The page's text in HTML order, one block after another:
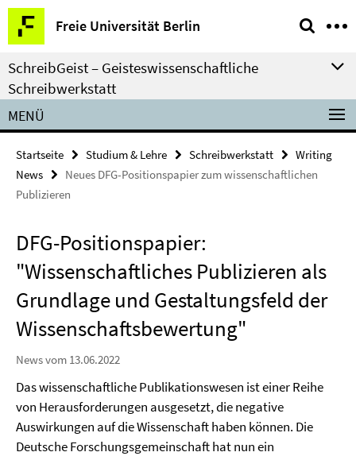
Springe
direkt
zu
Inhalt
Freie Universität Berlin
Service-
Navigation
SchreibGeist – Geisteswissenschaftliche
Schreibwerkstatt
MENÜ
Startseite Studium & Lehre Schreibwerkstatt
Writing
News
Neues DFG-Positionspapier zum wissenschaftlichen
Publizieren
DFG-Positionspapier:
"Wissenschaftliches Publizieren als
Grundlage und Gestaltungsfeld der
Wissenschaftsbewertung"
News vom 13.06.2022
Das wissenschaftliche Publikationswesen ist einer Reihe
von Herausforderungen ausgesetzt, die negative
Auswirkungen auf die Wissenschaft haben können. Die
Deutsche Forschungsgemeinschaft hat nun ein